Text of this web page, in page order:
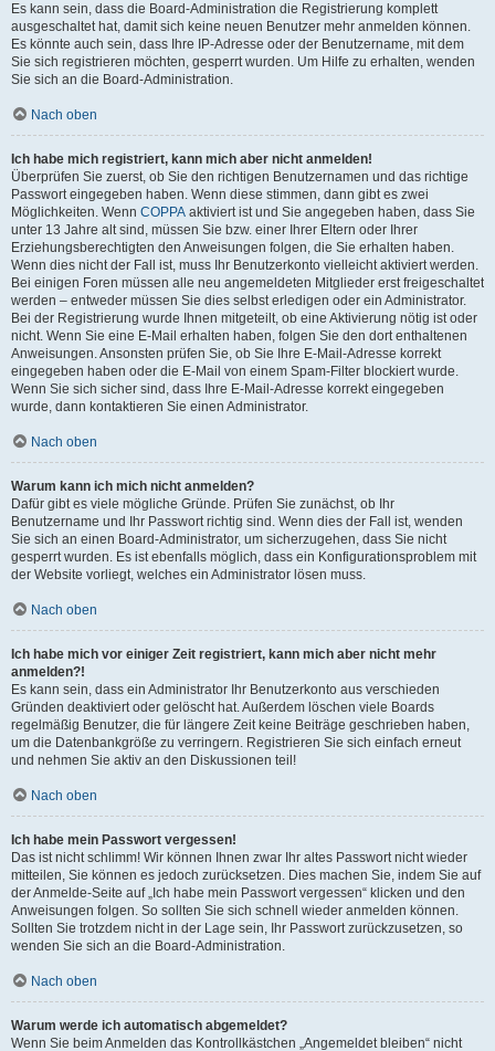
Es kann sein, dass die Board-Administration die Registrierung komplett
ausgeschaltet hat, damit sich keine neuen Benutzer mehr anmelden können.
Es könnte auch sein, dass Ihre IP-Adresse oder der Benutzername, mit dem
Sie sich registrieren möchten, gesperrt wurden. Um Hilfe zu erhalten, wenden
Sie sich an die Board-Administration.
Nach oben
Ich habe mich registriert, kann mich aber nicht anmelden!
Überprüfen Sie zuerst, ob Sie den richtigen Benutzernamen und das richtige
Passwort eingegeben haben. Wenn diese stimmen, dann gibt es zwei
Möglichkeiten. Wenn COPPA aktiviert ist und Sie angegeben haben, dass Sie
unter 13 Jahre alt sind, müssen Sie bzw. einer Ihrer Eltern oder Ihrer
Erziehungsberechtigten den Anweisungen folgen, die Sie erhalten haben.
Wenn dies nicht der Fall ist, muss Ihr Benutzerkonto vielleicht aktiviert werden.
Bei einigen Foren müssen alle neu angemeldeten Mitglieder erst freigeschaltet
werden – entweder müssen Sie dies selbst erledigen oder ein Administrator.
Bei der Registrierung wurde Ihnen mitgeteilt, ob eine Aktivierung nötig ist oder
nicht. Wenn Sie eine E-Mail erhalten haben, folgen Sie den dort enthaltenen
Anweisungen. Ansonsten prüfen Sie, ob Sie Ihre E-Mail-Adresse korrekt
eingegeben haben oder die E-Mail von einem Spam-Filter blockiert wurde.
Wenn Sie sich sicher sind, dass Ihre E-Mail-Adresse korrekt eingegeben
wurde, dann kontaktieren Sie einen Administrator.
Nach oben
Warum kann ich mich nicht anmelden?
Dafür gibt es viele mögliche Gründe. Prüfen Sie zunächst, ob Ihr
Benutzername und Ihr Passwort richtig sind. Wenn dies der Fall ist, wenden
Sie sich an einen Board-Administrator, um sicherzugehen, dass Sie nicht
gesperrt wurden. Es ist ebenfalls möglich, dass ein Konfigurationsproblem mit
der Website vorliegt, welches ein Administrator lösen muss.
Nach oben
Ich habe mich vor einiger Zeit registriert, kann mich aber nicht mehr
anmelden?!
Es kann sein, dass ein Administrator Ihr Benutzerkonto aus verschieden
Gründen deaktiviert oder gelöscht hat. Außerdem löschen viele Boards
regelmäßig Benutzer, die für längere Zeit keine Beiträge geschrieben haben,
um die Datenbankgröße zu verringern. Registrieren Sie sich einfach erneut
und nehmen Sie aktiv an den Diskussionen teil!
Nach oben
Ich habe mein Passwort vergessen!
Das ist nicht schlimm! Wir können Ihnen zwar Ihr altes Passwort nicht wieder
mitteilen, Sie können es jedoch zurücksetzen. Dies machen Sie, indem Sie auf
der Anmelde-Seite auf „Ich habe mein Passwort vergessen“ klicken und den
Anweisungen folgen. So sollten Sie sich schnell wieder anmelden können.
Sollten Sie trotzdem nicht in der Lage sein, Ihr Passwort zurückzusetzen, so
wenden Sie sich an die Board-Administration.
Nach oben
Warum werde ich automatisch abgemeldet?
Wenn Sie beim Anmelden das Kontrollkästchen „Angemeldet bleiben“ nicht